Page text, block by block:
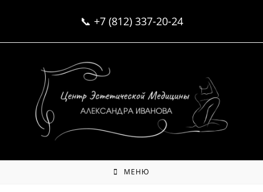
📞 +7 (812) 337-20-24
МЕНЮ